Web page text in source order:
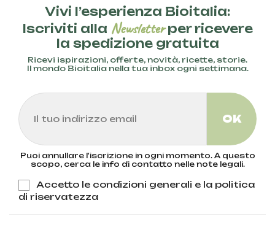
Vivi l’esperienza Bioitalia:
Iscriviti alla Newsletterper ricevere
la spedizione gratuita
Ricevi ispirazioni, offerte, novità, ricette, storie.
Il mondo Bioitalia nella tua inbox ogni settimana.
Puoi annullare l'iscrizione in ogni momento. A questo
scopo, cerca le info di contatto nelle note legali.
Accetto le condizioni generali e la politica
di riservatezza